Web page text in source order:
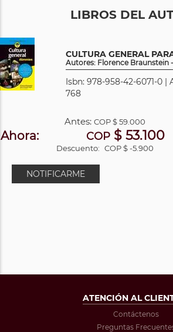
LIBROS DEL
CULTURA GENERAL
Autores: Florence Braunstein
Isbn: 978-958-42-6071-0 |
768
Antes:COP$ 59.000
Ahora: COP $ 53.100
Descuento: COP $ -5.900
NOTIFICARME
ATENCIÓN AL
Contáctenos
Preguntas